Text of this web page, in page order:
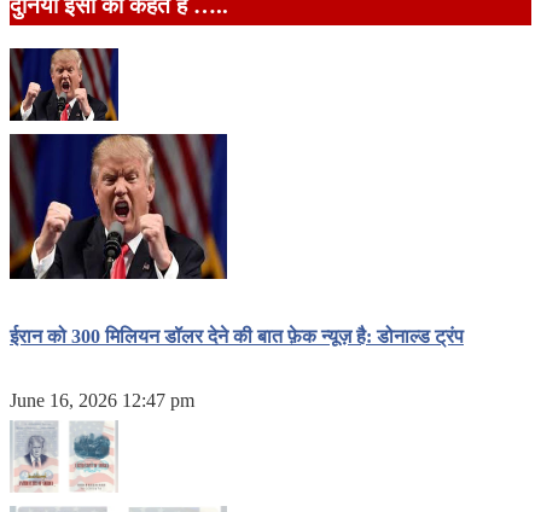
दुनिया इसी को कहते हैं …..
ईरान को 300 मिलियन डॉलर देने की बात फ़ेक न्यूज़ है: डोनाल्ड ट्रंप
June 16, 2026 12:47 pm